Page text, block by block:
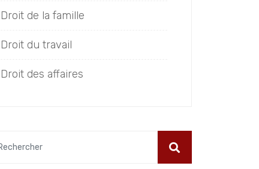
Droit de la famille
Droit du travail
Droit des affaires